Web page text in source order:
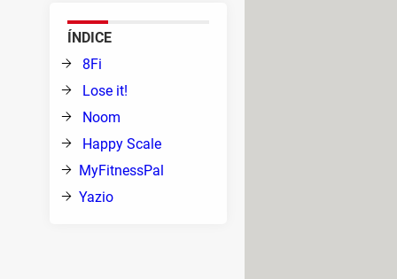
ÍNDICE
8Fi
Lose it!
Noom
Happy Scale
MyFitnessPal
Yazio
más saludable.